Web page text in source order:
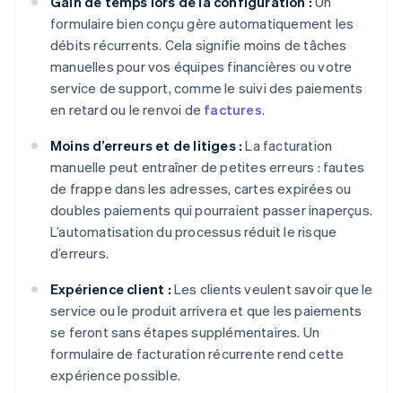
formulaire bien conçu gère automatiquement les
débits récurrents. Cela signifie moins de tâches
manuelles pour vos équipes financières ou votre
service de support, comme le suivi des paiements
en retard ou le renvoi de factures.
Moins d’erreurs et de litiges : La facturation
manuelle peut entraîner de petites erreurs : fautes
de frappe dans les adresses, cartes expirées ou
doubles paiements qui pourraient passer inaperçus.
L’automatisation du processus réduit le risque
d’erreurs.
Expérience client : Les clients veulent savoir que le
service ou le produit arrivera et que les paiements
se feront sans étapes supplémentaires. Un
formulaire de facturation récurrente rend cette
expérience possible.